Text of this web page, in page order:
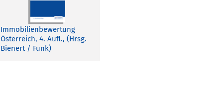
Immobilienbewertung
Österreich, 4. Aufl., (Hrsg.
Bienert / Funk)